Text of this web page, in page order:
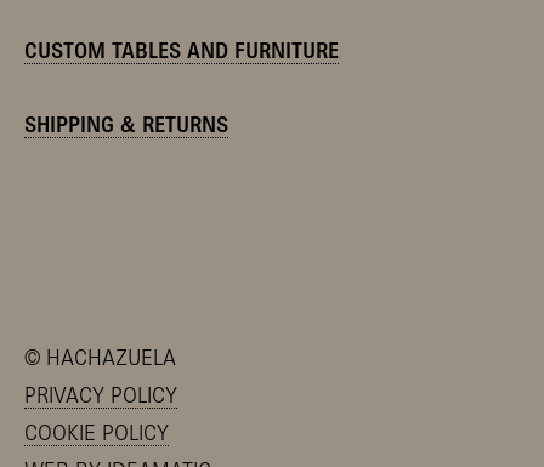
CUSTOM TABLES AND FURNITURE
SHIPPING & RETURNS
© HACHAZUELA
PRIVACY POLICY
COOKIE POLICY